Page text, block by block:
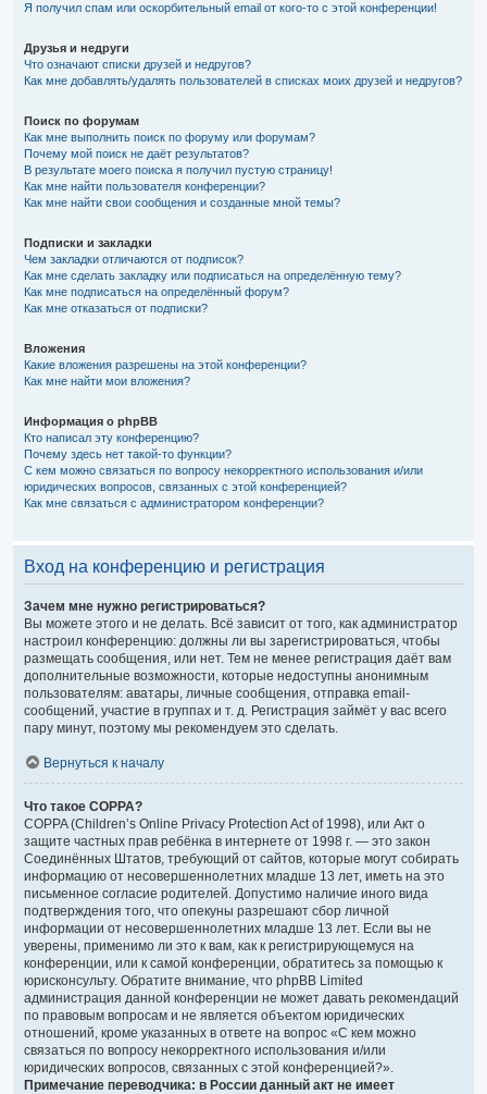
Я получил спам или оскорбительный email от кого-то с этой конференции!
Друзья и недруги
Что означают списки друзей и недругов?
Как мне добавлять/удалять пользователей в списках моих друзей и недругов?
Поиск по форумам
Как мне выполнить поиск по форуму или форумам?
Почему мой поиск не даёт результатов?
В результате моего поиска я получил пустую страницу!
Как мне найти пользователя конференции?
Как мне найти свои сообщения и созданные мной темы?
Подписки и закладки
Чем закладки отличаются от подписок?
Как мне сделать закладку или подписаться на определённую тему?
Как мне подписаться на определённый форум?
Как мне отказаться от подписки?
Вложения
Какие вложения разрешены на этой конференции?
Как мне найти мои вложения?
Информация о phpBB
Кто написал эту конференцию?
Почему здесь нет такой-то функции?
С кем можно связаться по вопросу некорректного использования и/или
юридических вопросов, связанных с этой конференцией?
Как мне связаться с администратором конференции?
Вход на конференцию и регистрация
Зачем мне нужно регистрироваться?
Вы можете этого и не делать. Всё зависит от того, как администратор
настроил конференцию: должны ли вы зарегистрироваться, чтобы
размещать сообщения, или нет. Тем не менее регистрация даёт вам
дополнительные возможности, которые недоступны анонимным
пользователям: аватары, личные сообщения, отправка email-
сообщений, участие в группах и т. д. Регистрация займёт у вас всего
пару минут, поэтому мы рекомендуем это сделать.
Вернуться к началу
Что такое COPPA?
COPPA (Children’s Online Privacy Protection Act of 1998), или Акт о
защите частных прав ребёнка в интернете от 1998 г. — это закон
Соединённых Штатов, требующий от сайтов, которые могут собирать
информацию от несовершеннолетних младше 13 лет, иметь на это
письменное согласие родителей. Допустимо наличие иного вида
подтверждения того, что опекуны разрешают сбор личной
информации от несовершеннолетних младше 13 лет. Если вы не
уверены, применимо ли это к вам, как к регистрирующемуся на
конференции, или к самой конференции, обратитесь за помощью к
юрисконсульту. Обратите внимание, что phpBB Limited
администрация данной конференции не может давать рекомендаций
по правовым вопросам и не является объектом юридических
отношений, кроме указанных в ответе на вопрос «С кем можно
связаться по вопросу некорректного использования и/или
юридических вопросов, связанных с этой конференцией?».
Примечание переводчика: в России данный акт не имеет